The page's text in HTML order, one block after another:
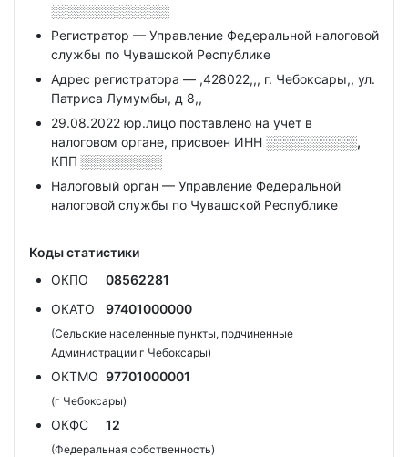
░░░░░░░░░░░░░
Регистратор — Управление Федеральной налоговой
службы по Чувашской Республике
Адрес регистратора — ,428022,,, г. Чебоксары,, ул.
Патриса Лумумбы, д 8,,
29.08.2022 юр.лицо поставлено на учет в
налоговом органе, присвоен ИНН ░░░░░░░░░░,
КПП ░░░░░░░░░
Налоговый орган — Управление Федеральной
налоговой службы по Чувашской Республике
Коды статистики
ОКПО
08562281
ОКАТО
97401000000
(Сельские населенные пункты, подчиненные
Администрации г Чебоксары)
ОКТМО 97701000001
(г Чебоксары)
ОКФС 12
(Федеральная собственность)